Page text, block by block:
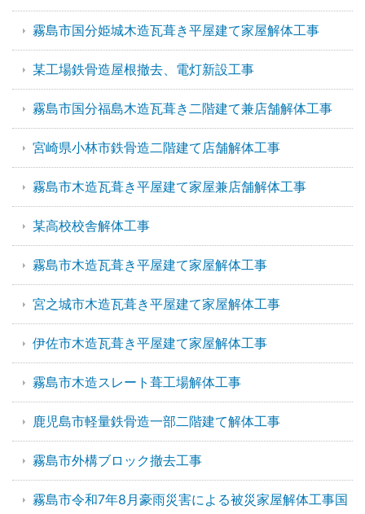
霧島市国分姫城木造瓦葺き平屋建て家屋解体工事
某工場鉄骨造屋根撤去、電灯新設工事
霧島市国分福島木造瓦葺き二階建て兼店舗解体工事
宮崎県小林市鉄骨造二階建て店舗解体工事
霧島市木造瓦葺き平屋建て家屋兼店舗解体工事
某高校校舎解体工事
霧島市木造瓦葺き平屋建て家屋解体工事
宮之城市木造瓦葺き平屋建て家屋解体工事
伊佐市木造瓦葺き平屋建て家屋解体工事
霧島市木造スレート葺工場解体工事
鹿児島市軽量鉄骨造一部二階建て解体工事
霧島市外構ブロック撤去工事
霧島市令和7年8月豪雨災害による被災家屋解体工事国